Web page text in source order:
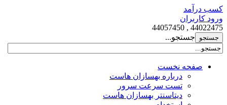
کسب درآمد
ورود کاربران
44022475 , 44057450
جستجو...
صفحه نخست
درباره بهسازان هاست
تست سرعت سرور
دیتاسنتر بهسازان هاست